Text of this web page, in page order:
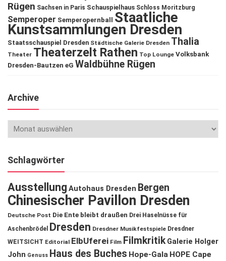
Rügen Sachsen in Paris Schauspielhaus Schloss Moritzburg
Semperoper Semperopernball Staatliche
Kunstsammlungen Dresden
Staatsschauspiel Dresden Städtische Galerie Dresden Thalia
Theater Theaterzelt Rathen Top Lounge Volksbank
Dresden-Bautzen eG Waldbühne Rügen
Archive
Schlagwörter
Ausstellung Autohaus Dresden Bergen
Chinesischer Pavillon Dresden
Deutsche Post Die Ente bleibt draußen Drei Haselnüsse für
Aschenbrödel
Dresden Dresdner Musikfestspiele Dresdner
WEITSICHT Editorial ElbUferei Film Filmkritik Galerie Holger
John Genuss Haus des Buches Hope-Gala HOPE Cape